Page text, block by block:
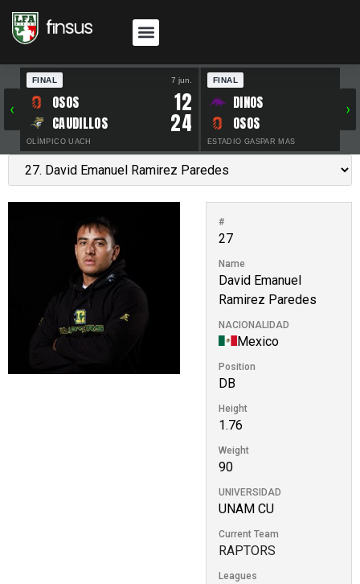
‹
FINAL 7 jun.
OSOS 12
CAUDILLOS 24
OLÍMPICO UACH
FINAL
DINOS
OSOS
ESTADIO GASPAR MAS
›
#
27
Name
David Emanuel
Ramirez Paredes
NACIONALIDAD
Mexico
Position
DB
Height
1.76
Weight
90
UNIVERSIDAD
UNAM CU
Current Team
RAPTORS
Leagues